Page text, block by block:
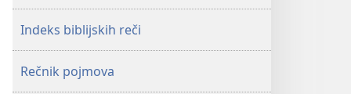
2019)2019)
Indeks biblijskih reči
Rečnik pojmova